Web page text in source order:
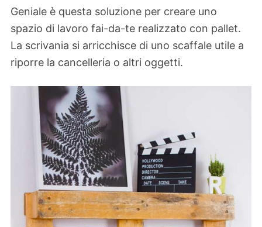
Geniale è questa soluzione per creare uno
spazio di lavoro fai-da-te realizzato con pallet.
La scrivania si arricchisce di uno scaffale utile a
riporre la cancelleria o altri oggetti.